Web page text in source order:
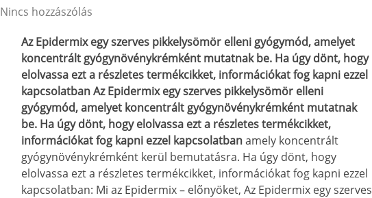
Nincs hozzászólás
Az Epidermix egy szerves pikkelysömör elleni gyógymód, amelyet
koncentrált gyógynövénykrémként mutatnak be. Ha úgy dönt, hogy
elolvassa ezt a részletes termékcikket, információkat fog kapni ezzel
kapcsolatbanAz Epidermix egy szerves pikkelysömör elleni
gyógymód, amelyet koncentrált gyógynövénykrémként mutatnak
be. Ha úgy dönt, hogy elolvassa ezt a részletes termékcikket,
információkat fog kapni ezzel kapcsolatbanamely koncentrált
gyógynövénykrémként kerül bemutatásra. Ha úgy dönt, hogy
elolvassa ezt a részletes termékcikket, információkat fog kapni ezzel
kapcsolatban: Mi az Epidermix – előnyöket, Az Epidermix egy szerves